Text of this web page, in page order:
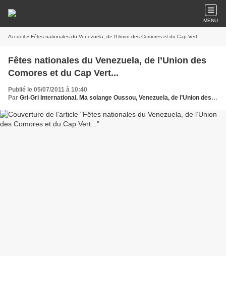
MENU
Accueil » Fêtes nationales du Venezuela, de l’Union des Comores et du Cap Vert...
Fêtes nationales du Venezuela, de l’Union des
Comores et du Cap Vert...
Publié le 05/07/2011 à 10:40
Par Gri-Gri International, Ma solange Oussou, Venezuela, de l’Union des Comores et du Cap Vert